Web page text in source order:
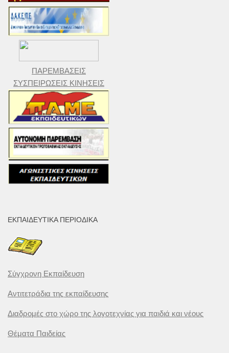
ΠΑΡΕΜΒΑΣΕΙΣ
ΣΥΣΠΕΙΡΩΣΕΙΣ ΚΙΝΗΣΕΙΣ
ΕΚΠΑΙΔΕΥΤΙΚΆ ΠΕΡΙΟΔΙΚΆ
Σύγχρονη Εκπαίδευση
Αντιτετράδια της εκπαίδευσης
Διαδρομές στο χώρο της λογοτεχνίας για παιδιά και νέους
Θέματα Παιδείας